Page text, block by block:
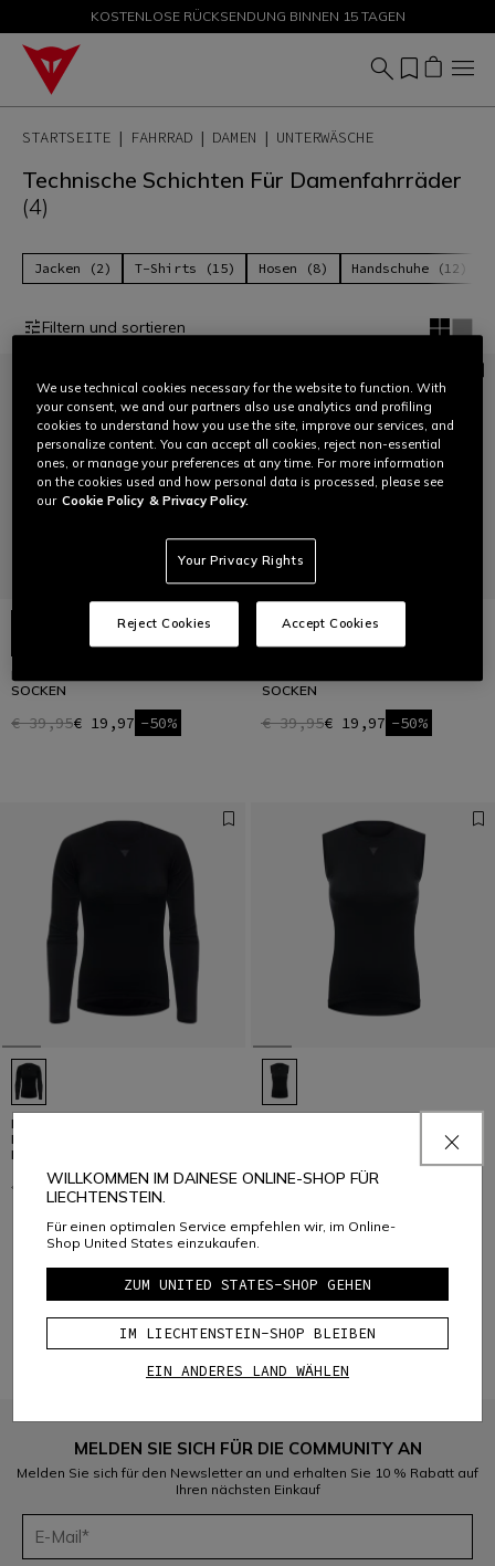
SALE BIS ZU -50 % – JETZT SHOPPEN
KOSTENLOSE RÜCKSENDUNG BINNEN 15 TAGEN
STARTSEITE FAHRRAD DAMEN UNTERWÄSCHE
Technische Schichten Für Damenfahrräder
(4)
Jacken (2) T-Shirts (15) Hosen (8) Handschuhe (12)
Filtern und sortieren
SOCKEN
€ 39,95€ 19,97 -50%
SOCKEN
€ 39,95€ 19,97 -50%
DSKIN LS - TECHNISCHES
FAHRRAD-LANGARMSHIRT
DAMEN
€ 65,95€ 32,97 -50%
€ 45,95€ 22,97 -50%
1
MELDEN SIE SICH FÜR DIE COMMUNITY AN
Melden Sie sich für den Newsletter an und erhalten Sie 10 % Rabatt auf
Ihren nächsten Einkauf
WILLKOMMEN IM DAINESE ONLINE-SHOP FÜR
LIECHTENSTEIN.
Für einen optimalen Service empfehlen wir, im Online-
Shop United States einzukaufen.
ZUM UNITED STATES-SHOP GEHEN
IM LIECHTENSTEIN-SHOP BLEIBEN
EIN ANDERES LAND WÄHLEN
We use technical cookies necessary for the website to function. With
your consent, we and our partners also use analytics and profiling
cookies to understand how you use the site, improve our services, and
personalize content. You can accept all cookies, reject non-essential
ones, or manage your preferences at any time. For more information
on the cookies used and how personal data is processed, please see
our Cookie Policy & Privacy Policy.
Your Privacy Rights
Reject Cookies Accept Cookies